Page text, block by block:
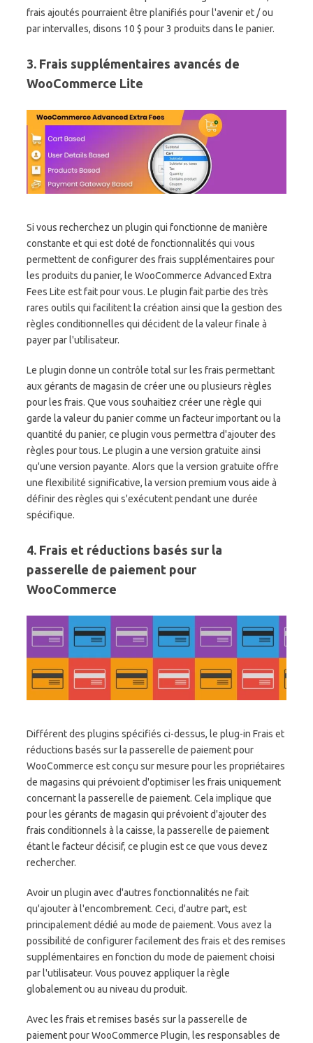
frais ajoutés pourraient être planifiés pour l'avenir et / ou
par intervalles, disons 10 $ pour 3 produits dans le panier.
3. Frais supplémentaires avancés de
WooCommerce Lite
Si vous recherchez un plugin qui fonctionne de manière
constante et qui est doté de fonctionnalités qui vous
permettent de configurer des frais supplémentaires pour
les produits du panier, le WooCommerce Advanced Extra
Fees Lite est fait pour vous. Le plugin fait partie des très
rares outils qui facilitent la création ainsi que la gestion des
règles conditionnelles qui décident de la valeur finale à
payer par l'utilisateur.
Le plugin donne un contrôle total sur les frais permettant
aux gérants de magasin de créer une ou plusieurs règles
pour les frais. Que vous souhaitiez créer une règle qui
garde la valeur du panier comme un facteur important ou la
quantité du panier, ce plugin vous permettra d'ajouter des
règles pour tous. Le plugin a une version gratuite ainsi
qu'une version payante. Alors que la version gratuite offre
une flexibilité significative, la version premium vous aide à
définir des règles qui s'exécutent pendant une durée
spécifique.
4. Frais et réductions basés sur la
passerelle de paiement pour
WooCommerce
Différent des plugins spécifiés ci-dessus, le plug-in Frais et
réductions basés sur la passerelle de paiement pour
WooCommerce est conçu sur mesure pour les propriétaires
de magasins qui prévoient d'optimiser les frais uniquement
concernant la passerelle de paiement. Cela implique que
pour les gérants de magasin qui prévoient d'ajouter des
frais conditionnels à la caisse, la passerelle de paiement
étant le facteur décisif, ce plugin est ce que vous devez
rechercher.
Avoir un plugin avec d'autres fonctionnalités ne fait
qu'ajouter à l'encombrement. Ceci, d'autre part, est
principalement dédié au mode de paiement. Vous avez la
possibilité de configurer facilement des frais et des remises
supplémentaires en fonction du mode de paiement choisi
par l'utilisateur. Vous pouvez appliquer la règle
globalement ou au niveau du produit.
Avec les frais et remises basés sur la passerelle de
paiement pour WooCommerce Plugin, les responsables de